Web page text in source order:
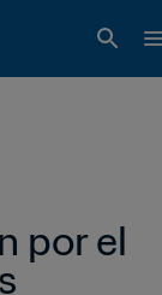
por el